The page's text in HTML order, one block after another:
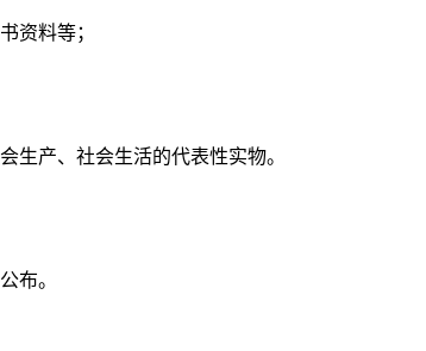
资料等；
生产、社会生活的代表性实物。
布。